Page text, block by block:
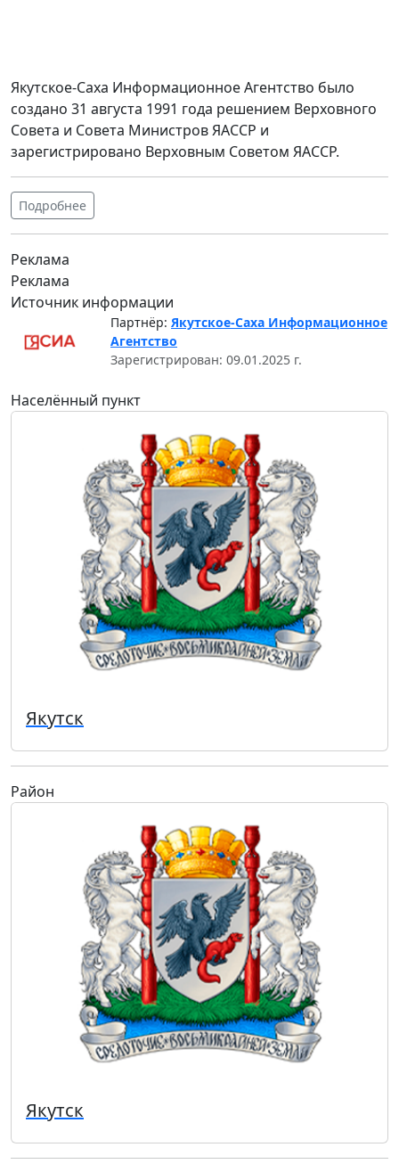
Якутское-Саха Информационное Агентство было
создано 31 августа 1991 года решением Верховного
Совета и Совета Министров ЯАССР и
зарегистрировано Верховным Советом ЯАССР.
Подробнее
Реклама
Реклама
Источник информации
Партнёр: Якутское-Саха Информационное
Агентство
Зарегистрирован: 09.01.2025 г.
Населённый пункт
Якутск
Район
Якутск